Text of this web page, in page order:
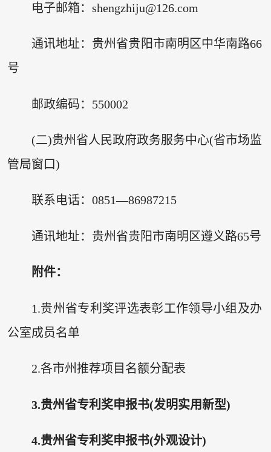
电子邮箱：shengzhiju@126.com
通讯地址：贵州省贵阳市南明区中华南路66
号
邮政编码：550002
(二)贵州省人民政府政务服务中心(省市场监
管局窗口)
联系电话：0851—86987215
通讯地址：贵州省贵阳市南明区遵义路65号
附件：
1.贵州省专利奖评选表彰工作领导小组及办
公室成员名单
2.各市州推荐项目名额分配表
3.贵州省专利奖申报书(发明实用新型)
4.贵州省专利奖申报书(外观设计)